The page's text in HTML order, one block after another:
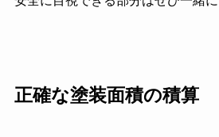
正確な塗装面積の積算